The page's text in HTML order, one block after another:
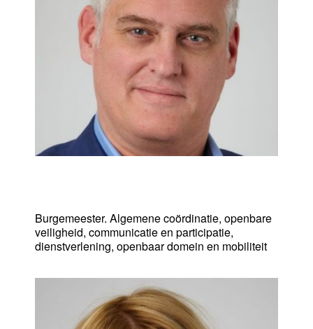
Burgemeester. Algemene coördinatie, openbare
veiligheid, communicatie en participatie,
dienstverlening, openbaar domein en mobiliteit